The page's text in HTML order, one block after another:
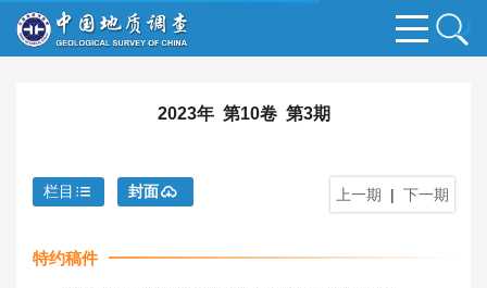
2023年 第10卷 第3期
上一期 | 下一期
栏目 封面
特约稿件